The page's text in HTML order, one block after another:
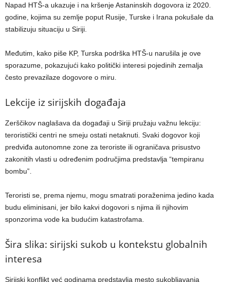
Napad HTŠ-a ukazuje i na kršenje Astaninskih dogovora iz 2020.
godine, kojima su zemlje poput Rusije, Turske i Irana pokušale da
stabilizuju situaciju u Siriji.
Međutim, kako piše KP, Turska podrška HTŠ-u narušila je ove
sporazume, pokazujući kako politički interesi pojedinih zemalja
često prevazilaze dogovore o miru.
Lekcije iz sirijskih događaja
Zerščikov naglašava da događaji u Siriji pružaju važnu lekciju:
teroristički centri ne smeju ostati netaknuti. Svaki dogovor koji
predviđa autonomne zone za teroriste ili ograničava prisustvo
zakonitih vlasti u određenim područjima predstavlja “tempiranu
bombu”.
Teroristi se, prema njemu, mogu smatrati poraženima jedino kada
budu eliminisani, jer bilo kakvi dogovori s njima ili njihovim
sponzorima vode ka budućim katastrofama.
Šira slika: sirijski sukob u kontekstu globalnih
interesa
Sirijski konflikt već godinama predstavlja mesto sukobljavanja